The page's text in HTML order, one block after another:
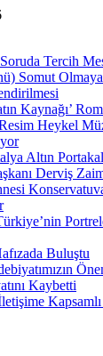
Tercih
Somut
Kaynağı’
Heykel
Altın
Derviş
Buluştu
Kaybetti